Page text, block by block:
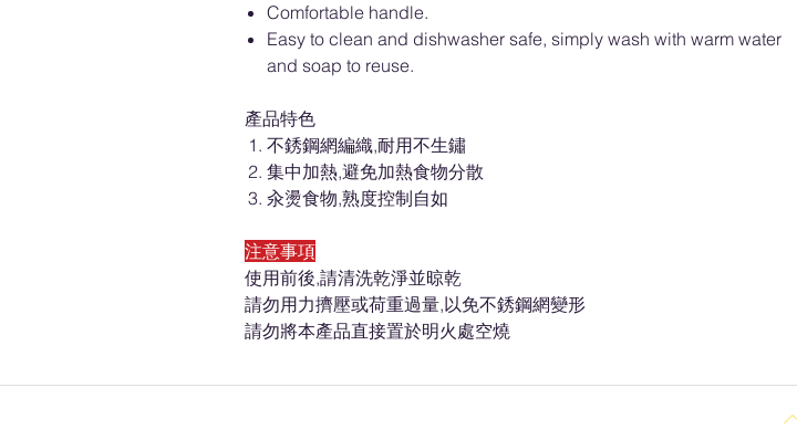
Comfortable handle.
Easy to clean and dishwasher safe, simply wash with warm water
and soap to reuse.
產品特色
不銹鋼網編織,耐用不生鏽
集中加熱,避免加熱食物分散
汆燙食物,熟度控制自如
注意事項
使用前後,請清洗乾淨並晾乾
請勿用力擠壓或荷重過量,以免不銹鋼網變形
請勿將本產品直接置於明火處空燒